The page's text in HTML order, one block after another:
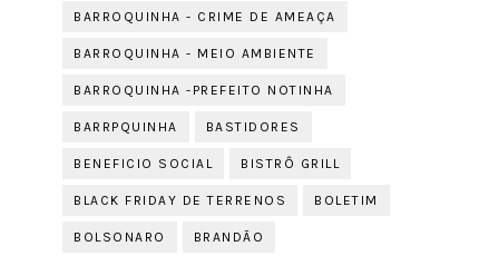
BARROQUINHA - CRIME DE AMEAÇA
BARROQUINHA - MEIO AMBIENTE
BARROQUINHA -PREFEITO NOTINHA
BARRPQUINHA BASTIDORES
BENEFICIO SOCIAL BISTRÔ GRILL
BLACK FRIDAY DE TERRENOS BOLETIM
BOLSONARO BRANDÃO